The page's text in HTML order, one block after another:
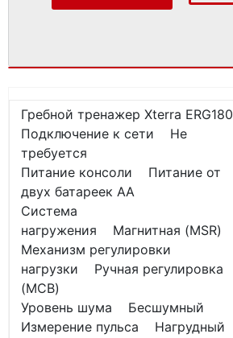
Гребной тренажер Xterra ERG180
Подключение к сети Не
требуется
Питание консоли Питание от
двух батареек АА
Система
нагружения Магнитная (MSR)
Механизм регулировки
нагрузки Ручная регулировка
(MCB)
Уровень шума Бесшумный
Измерение пульса Нагрудный